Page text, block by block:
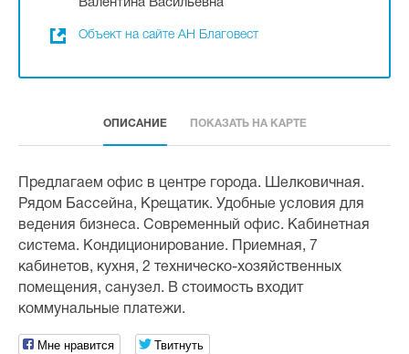
Валентина Васильевна
Объект на сайте АН Благовест
ОПИСАНИЕ ПОКАЗАТЬ НА КАРТЕ
Предлагаем офис в центре города. Шелковичная.
Рядом Бассейна, Крещатик. Удобные условия для
ведения бизнеса. Современный офис. Кабинетная
система. Кондиционирование. Приемная, 7
кабинетов, кухня, 2 техническо-хозяйственных
помещения, санузел. В стоимость входит
коммунальные платежи.
Мне нравится Твитнуть